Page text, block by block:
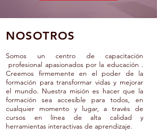
NOSOTROS
Somos un centro de capacitación
profesional apasionados por la educación .
Creemos firmemente en el poder de la
formación para transformar vidas y mejorar
el mundo. Nuestra misión es hacer que la
formación sea accesible para todos, en
cualquier momento y lugar, a través de
cursos en línea de alta calidad y
herramientas interactivas de aprendizaje.